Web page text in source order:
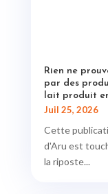
Rien ne
par des
lait produit
Juil 25, 2026
Cette
d'Aru est
la riposte...